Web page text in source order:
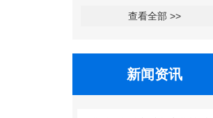
查看全部 >>
新闻资讯